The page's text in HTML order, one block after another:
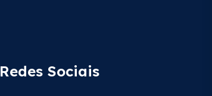
Redes Sociais